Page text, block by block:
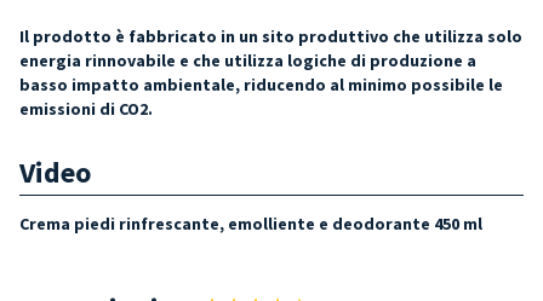
Il prodotto è fabbricato in un sito produttivo che utilizza solo
energia rinnovabile e che utilizza logiche di produzione a
basso impatto ambientale, riducendo al minimo possibile le
emissioni di CO2.
Video
Crema piedi rinfrescante, emolliente e deodorante 450 ml